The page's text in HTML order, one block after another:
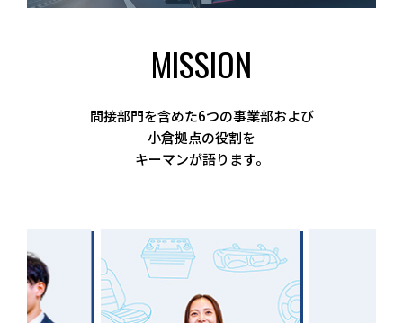
MISSION
間接部門を含めた6つの事業部および
小倉拠点の役割を
キーマンが語ります。